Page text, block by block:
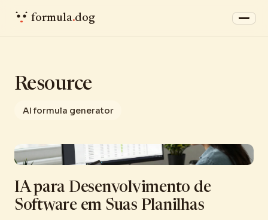
Resource
AI formula generator
IA para Desenvolvimento de
Software em Suas Planilhas
formula.dog